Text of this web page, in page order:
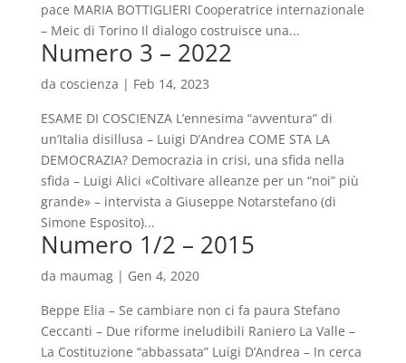
pace MARIA BOTTIGLIERI Cooperatrice internazionale
– Meic di Torino Il dialogo costruisce una...
Numero 3 – 2022
da coscienza | Feb 14, 2023
ESAME DI COSCIENZA L’ennesima “avventura” di
un’Italia disillusa – Luigi D’Andrea COME STA LA
DEMOCRAZIA? Democrazia in crisi, una sfida nella
sfida – Luigi Alici «Coltivare alleanze per un “noi” più
grande» – intervista a Giuseppe Notarstefano (di
Simone Esposito)...
Numero 1/2 – 2015
da maumag| Gen 4, 2020
Beppe Elia – Se cambiare non ci fa paura Stefano
Ceccanti – Due riforme ineludibili Raniero La Valle –
La Costituzione “abbassata” Luigi D’Andrea – In cerca